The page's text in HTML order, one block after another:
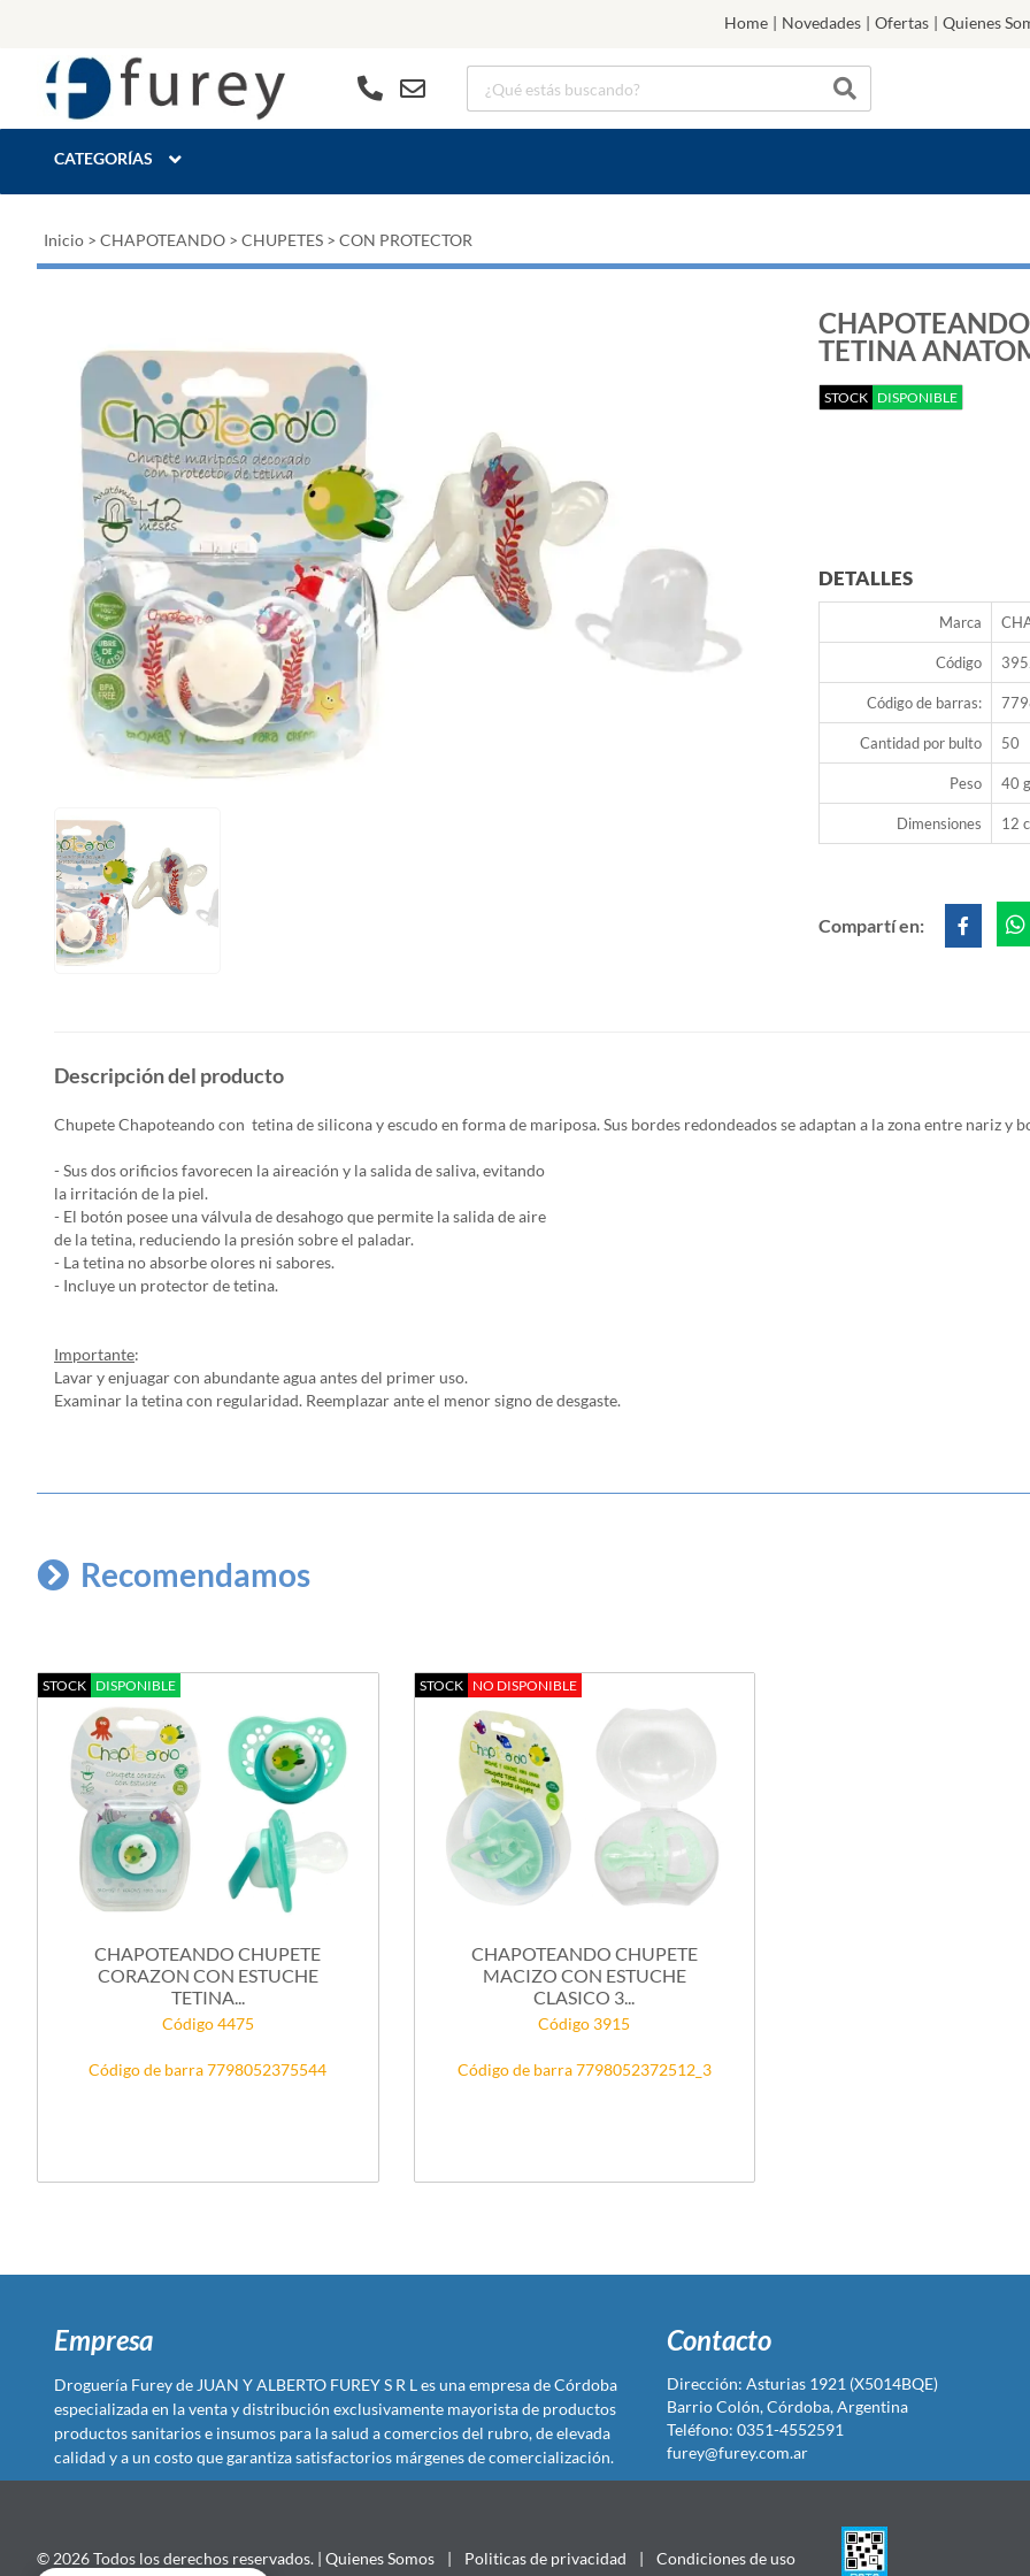
Home | Novedades | Ofertas | Quienes
CATEGORÍAS
Inicio > CHAPOTEANDO > CHUPETES > CON PROTECTOR
TETINA
STOCK DISPONIBLE
DETALLES
Marca
Código
Código de barras:
Cantidad por bulto 50
Peso 40
Dimensiones 12
Compartí en:
Descripción del producto
Chupete Chapoteando con tetina de silicona y escudo en forma de mariposa.Sus bordes redondeados se adaptan a la zona entre nariz y
- Sus dos orificios favorecen la aireación y la salida de saliva, evitando
la irritación de la piel.
- El botón posee una válvula de desahogo que permite la salida de aire
de la tetina, reduciendo la presión sobre el paladar.
- La tetina no absorbe olores ni sabores.
- Incluye un protector de tetina.
Importante:
Lavar y enjuagar con abundante agua antes del primer uso.
Examinar la tetina con regularidad. Reemplazar ante el menor signo de desgaste.
Recomendamos
STOCK DISPONIBLE
CHAPOTEANDO CHUPETE
CORAZON CON ESTUCHE
TETINA...
Código 4475
Código de barra 7798052375544
STOCK NO DISPONIBLE
CHAPOTEANDO CHUPETE
MACIZO CON ESTUCHE
CLASICO 3...
Código 3915
Código de barra 7798052372512_3
Empresa
Droguería Furey de JUAN Y ALBERTO FUREY S R L es una empresa de Córdoba
especializada en la venta y distribución exclusivamente mayorista de productos
productos sanitarios e insumos para la salud a comercios del rubro, de elevada
calidad y a un costo que garantiza satisfactorios márgenes de comercialización.
Contacto
Dirección: Asturias 1921 (X5014BQE)
Barrio Colón, Córdoba, Argentina
Teléfono: 0351-4552591
furey@furey.com.ar
© 2026 Todos los derechos reservados. | Quienes Somos | Politicas de privacidad | Condiciones de uso